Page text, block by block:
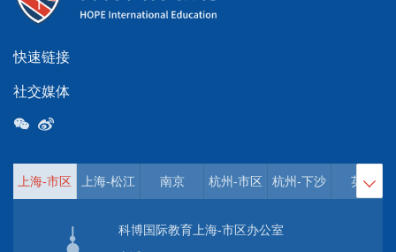
快速链接
社交媒体
上海-市区 上海-松江 南京 杭州-市区 杭州-下沙 英国

科博国际教育上海-市区办公室